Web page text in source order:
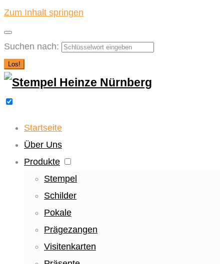
Zum Inhalt springen
Suchen nach:
Los!
Startseite
Über Uns
Produkte
Stempel
Schilder
Pokale
Prägezangen
Visitenkarten